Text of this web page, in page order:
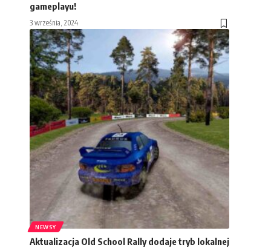
gameplayu!
3 września, 2024
NEWSY
Aktualizacja Old School Rally dodaje tryb lokalnej